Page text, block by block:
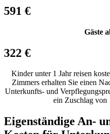
591 €
Gäste
322 €
Kinder unter 1 Jahr reisen
Zimmers erhalten Sie einen
Unterkunfts- und
ein Zuschlag von
Eigenständige An-